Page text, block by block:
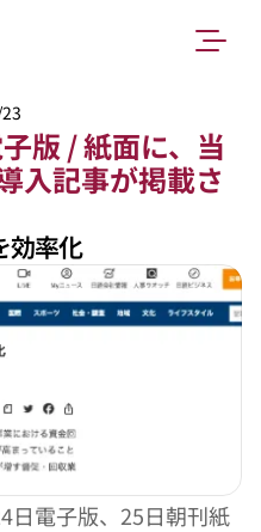
版 / 紙面に、当
入記事が掲載さ
効率化
日電子版、25日朝刊紙